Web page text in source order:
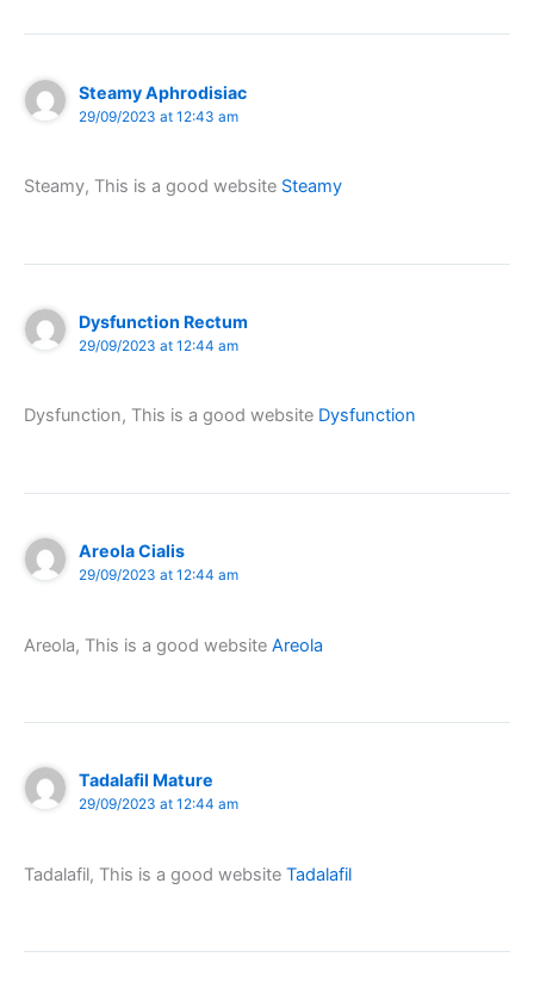
Steamy Aphrodisiac
29/09/2023 at 12:43 am
Steamy, This is a good website Steamy
Dysfunction Rectum
29/09/2023 at 12:44 am
Dysfunction, This is a good website Dysfunction
Areola Cialis
29/09/2023 at 12:44 am
Areola, This is a good website Areola
Tadalafil Mature
29/09/2023 at 12:44 am
Tadalafil, This is a good website Tadalafil